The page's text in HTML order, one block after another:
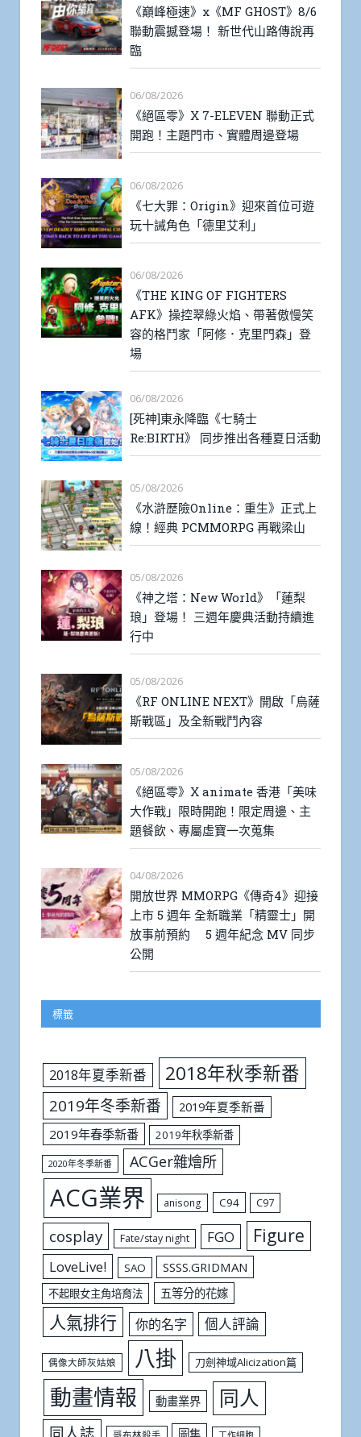
《巔峰極速》x《MF GHOST》8/6
聯動震撼登場！ 新世代山路傳說再
臨
06/08/2026
《絕區零》X 7-ELEVEN 聯動正式
開跑！主題門市、實體周邊登場
06/08/2026
《七大罪：Origin》迎來首位可遊
玩十誡角色「德里艾利」
06/08/2026
《THE KING OF FIGHTERS
AFK》操控翠綠火焰、帶著傲慢笑
容的格鬥家「阿修．克里門森」登
場
06/08/2026
[死神]東永降臨《七騎士
Re:BIRTH》 同步推出各種夏日活動
05/08/2026
《水滸歷險Online：重生》正式上
線！經典 PCMMORPG 再戰梁山
05/08/2026
《神之塔：New World》「蓮梨
琅」登場！ 三週年慶典活動持續進
行中
05/08/2026
《RF ONLINE NEXT》開啟「烏薩
斯戰區」及全新戰鬥內容
05/08/2026
《絕區零》X animate 香港「美味
大作戰」限時開跑！限定周邊、主
題餐飲、專屬虛寶一次蒐集
04/08/2026
開放世界 MMORPG《傳奇4》迎接
上市 5 週年 全新職業「精靈士」開
放事前預約 5 週年紀念 MV 同步
公開
標籤
2018年夏季新番 2018年秋季新番
2019年冬季新番
2019年夏季新番
2019年春季新番
2019年秋季新番
2020年冬季新番 ACGer雜燴所
ACG業界 anisong C94 C97
cosplay Fate/stay night FGO Figure
LoveLive! SAO SSSS.GRIDMAN
不起眼女主角培育法 五等分的花嫁
人氣排行 你的名字 個人評論
偶像大師灰姑娘 八掛 刀劍神域Alicization篇
動畫情報 動畫業界 同人
同人誌